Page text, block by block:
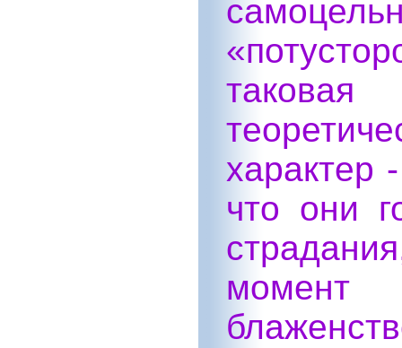
характер
что они
момент